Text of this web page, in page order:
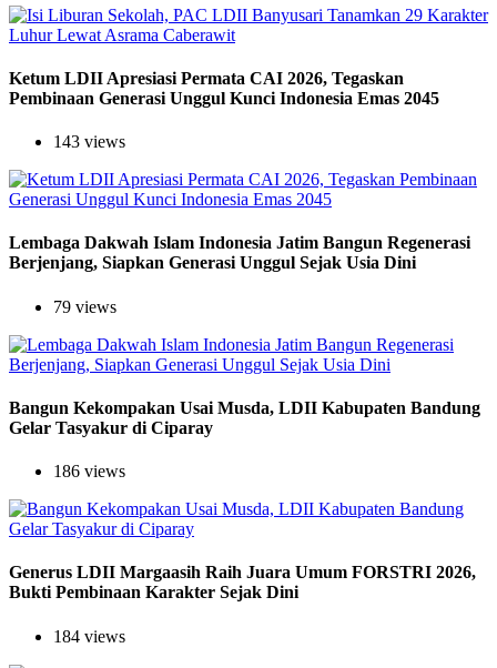
Ketum LDII Apresiasi Permata CAI 2026, Tegaskan
Pembinaan Generasi Unggul Kunci Indonesia Emas 2045
143 views
Lembaga Dakwah Islam Indonesia Jatim Bangun Regenerasi
Berjenjang, Siapkan Generasi Unggul Sejak Usia Dini
79 views
Bangun Kekompakan Usai Musda, LDII Kabupaten Bandung
Gelar Tasyakur di Ciparay
186 views
Generus LDII Margaasih Raih Juara Umum FORSTRI 2026,
Bukti Pembinaan Karakter Sejak Dini
184 views